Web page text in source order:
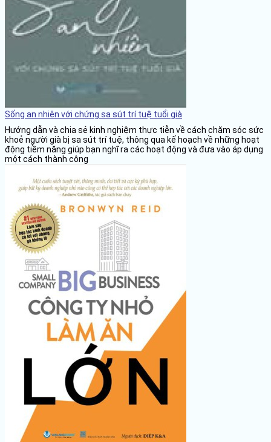
Sống an nhiên với chứng sa sút trí tuệ tuổi già
Hướng dẫn và chia sẻ kinh nghiệm thực tiễn về cách chăm sóc sức
khoẻ người già bị sa sút trí tuệ, thông qua kế hoạch về những hoạt
động tiềm năng giúp bạn nghĩ ra các hoạt động và đưa vào áp dụng
một cách thành công